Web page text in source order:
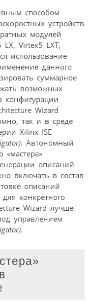
способом
устройств
модулей
Virtex5 LXT,
использование
данного
суммарное
возможных
конфигурации
Wizard
так и в среде
Xilinx ISE
. Автономный
«мастера»
описаний
включать в состав
описаний
конкретного
Wizard лучше
управлением
.